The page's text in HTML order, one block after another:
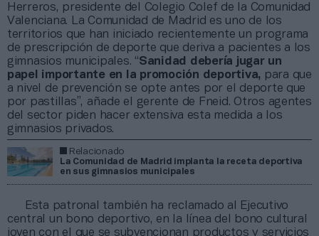
Herreros, presidente del Colegio Colef de la Comunidad
Valenciana. La Comunidad de Madrid es uno de los
territorios que han iniciado recientemente un programa
de prescripción de deporte que deriva a pacientes a los
gimnasios municipales. “Sanidad debería jugar un
papel importante en la promoción deportiva, para que
a nivel de prevención se opte antes por el deporte que
por pastillas”, añade el gerente de Fneid. Otros agentes
del sector piden hacer extensiva esta medida a los
gimnasios privados.
Relacionado
La Comunidad de Madrid implanta la receta deportiva
en sus gimnasios municipales
Esta patronal también ha reclamado al Ejecutivo
central un bono deportivo, en la línea del bono cultural
joven con el que se subvencionan productos y servicios